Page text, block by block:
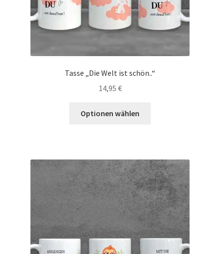
Tasse „Die Welt ist schön..“
14,95 €
Optionen wählen